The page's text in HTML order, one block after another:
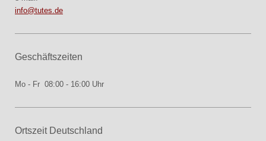
info@tutes.de
Geschäftszeiten
Mo - Fr 08:00 - 16:00 Uhr
Ortszeit Deutschland